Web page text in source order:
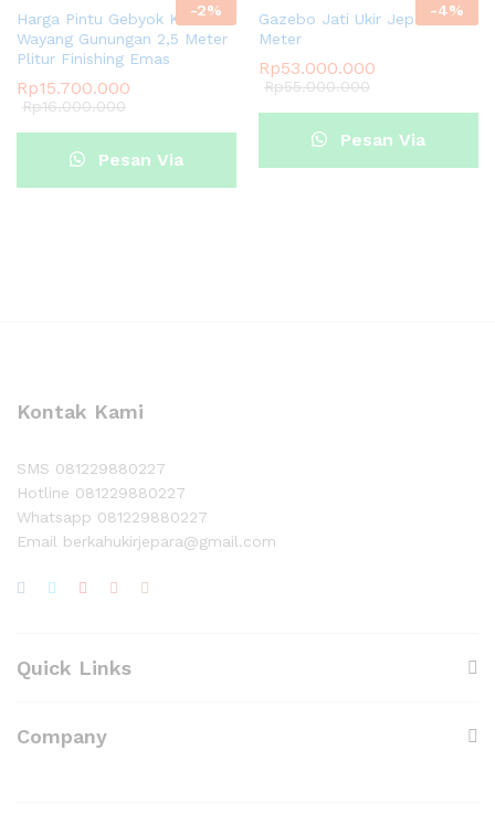
-2%
Harga Pintu Gebyok Kelir
Wayang Gunungan 2,5 Meter
Plitur Finishing Emas
Rp15.700.000
Rp16.000.000
Pesan Via
-4%
Gazebo Jati Ukir Jepara 3
Meter
Rp53.000.000
Rp55.000.000
Pesan Via
Kontak Kami
SMS 081229880227
Hotline 081229880227
Whatsapp 081229880227
Email berkahukirjepara@gmail.com
Quick Links
Company